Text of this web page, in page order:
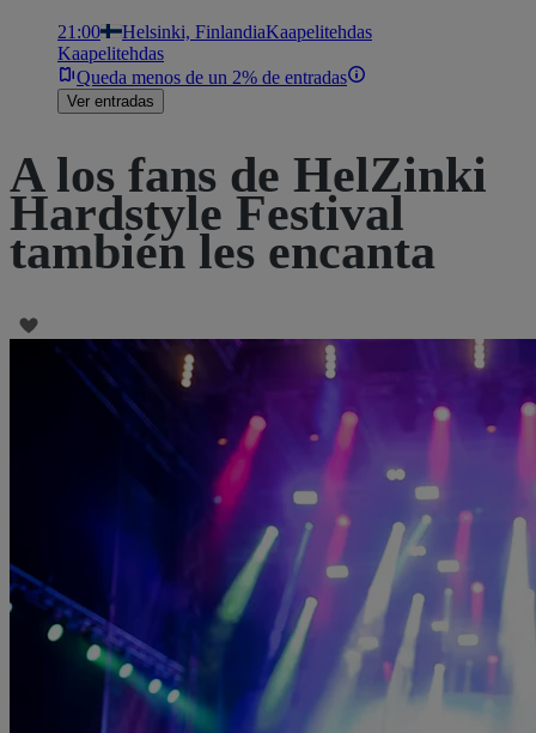
21:00 Helsinki, FinlandiaKaapelitehdas
Kaapelitehdas
Queda menos de un 2% de entradas
Ver entradas
A los fans de HelZinki
Hardstyle Festival
también les encanta